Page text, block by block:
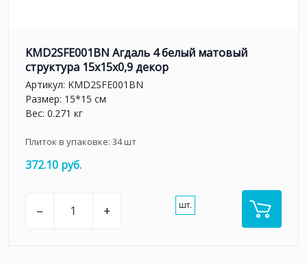
KMD2SFE001BN Агдаль 4 белый матовый
структура 15x15x0,9 декор
Артикул: KMD2SFE001BN
Размер: 15*15 см
Вес: 0.271 кг
Плиток в упаковке: 34шт
372.10 руб.
– + шт.